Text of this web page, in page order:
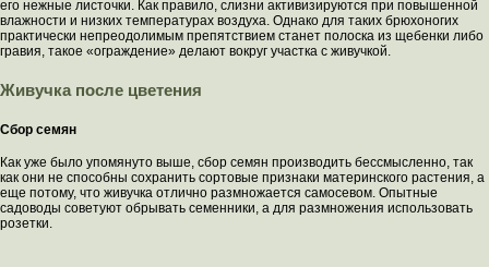
его нежные листочки. Как правило, слизни активизируются при повышенной
влажности и низких температурах воздуха. Однако для таких брюхоногих
практически непреодолимым препятствием станет полоска из щебенки либо
гравия, такое «ограждение» делают вокруг участка с живучкой.
Живучка после цветения
Сбор семян
Как уже было упомянуто выше, сбор семян производить бессмысленно, так
как они не способны сохранить сортовые признаки материнского растения, а
еще потому, что живучка отлично размножается самосевом. Опытные
садоводы советуют обрывать семенники, а для размножения использовать
розетки.